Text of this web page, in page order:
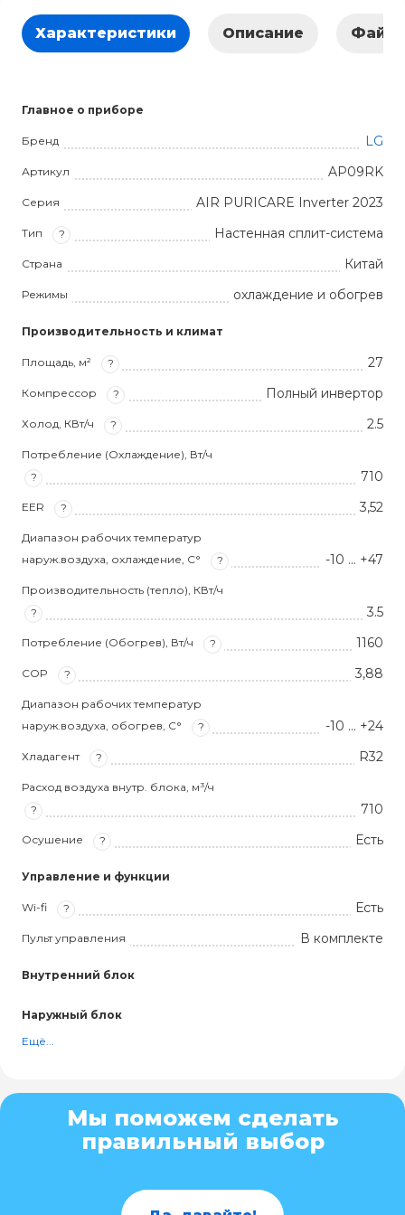
Характеристики Описание
Главное о приборе
Бренд LG
Артикул AP09RK
Серия AIR PURICARE Inverter 2023
Тип ? Настенная сплит-система
Страна Китай
Режимы охлаждение и обогрев
Производительность и климат
Площадь, м² ? 27
Компрессор ? Полный инвертор
Холод, КВт/ч ? 2.5
Потребление (Охлаждение), Вт/ч
?
710
EER ? 3,52
Диапазон рабочих температур
наруж.воздуха, охлаждение, С°
? -10 … +47
Производительность (тепло), КВт/ч
?
3.5
Потребление (Обогрев), Вт/ч ? 1160
COP ? 3,88
Диапазон рабочих температур
наруж.воздуха, обогрев, С°
? -10 … +24
Хладагент ? R32
Расход воздуха внутр. блока, м³/ч
?
710
Осушение ? Есть
Управление и функции
Wi-fi ? Есть
Пульт управления В комплекте
Внутренний блок
Наружный блок
Ещё...
Мы поможем сделать
правильный выбор